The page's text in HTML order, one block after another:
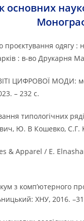
основних
проєктування
: в-во Друкарня
ЦИФРОВОЇ
– 232 с.
типологічних
Ю. В Кошевко,
& Apparel / E.
з комп’ютерного
ХНУ, 2016.